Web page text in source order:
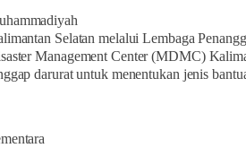
Selatan melalui Lembaga
Management Center (MDMC)
darurat untuk menentukan jenis